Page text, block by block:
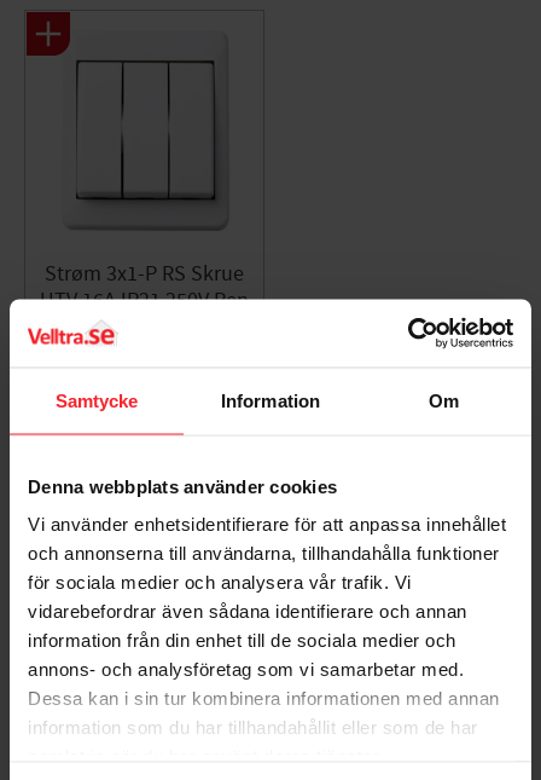
Samtycke Information Om
Denna webbplats använder cookies
Vi använder enhetsidentifierare för att anpassa innehållet
och annonserna till användarna, tillhandahålla funktioner
för sociala medier och analysera vår trafik. Vi
vidarebefordrar även sådana identifierare och annan
information från din enhet till de sociala medier och
annons- och analysföretag som vi samarbetar med.
Dessa kan i sin tur kombinera informationen med annan
information som du har tillhandahållit eller som de har
Bedømmelser
Dig
Strøm 3x1-P RS Skrue
UTV 16A IP21 250V Ren
Hvid Elko